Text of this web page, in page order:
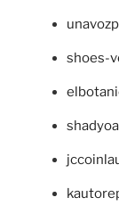
shoes-